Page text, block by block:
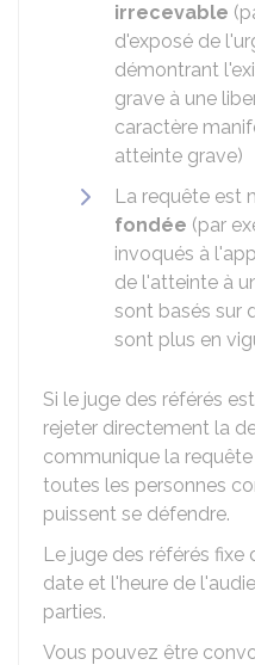
irrecevable
d'exposé de
démontrant
grave à une
caractère
atteinte grave)
La requête est
fondée (par
invoqués à
de l'atteinte à
sont basés sur
sont plus en
Si le juge des référés
rejeter directement la
communique la
toutes les personnes
puissent se défendre.
Le juge des référés fixe
date et l'heure de
parties.
Vous pouvez être